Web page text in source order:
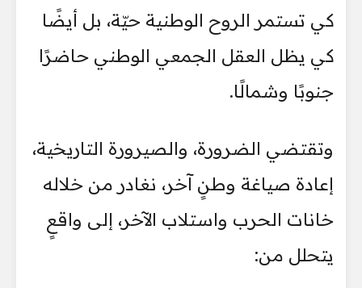
كي تستمر الروح الوطنية حيّة، بل أيضًا
كي يظل العقل الجمعي الوطني حاضرًا
جنوبًا وشمالًا.
وتقتضي الضرورة، والصيرورة التاريخية،
إعادة صياغة وطنٍ آخر، نغادر من خلاله
خانات الحرب واستلاب الآخر، إلى واقعٍ
يتحلل من: